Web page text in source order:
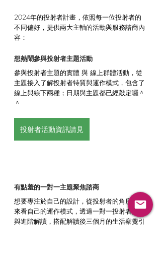
2024年的投射者計畫，依照每一位投射者的
不同偏好，提供兩大主軸的活動與服務諮商內
容：
想熱鬧參與投射者主題活動
參與投射者主題的實體 與 線上群體活動，從
主題接入了解投射者特質與運作模式，包含了
線上與線下兩種；日期與主題都已經敲定囉＾
＾
投射者活動資訊請見
有點羞的一對一主題聚焦諮商
想要專注於自己的設計，從投射者的角度切入
來看自己的運作模式，透過一對一投射者入門
與進階解讀，搭配解讀後三個月的生活察覺引